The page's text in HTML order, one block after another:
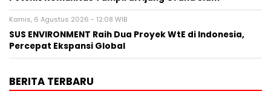
Kamis, 6 Agustus 2026 - 12:08 WIB
SUS ENVIRONMENT Raih Dua Proyek WtE di Indonesia,
Percepat Ekspansi Global
BERITA TERBARU